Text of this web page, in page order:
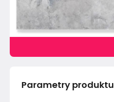
Parametry produktu